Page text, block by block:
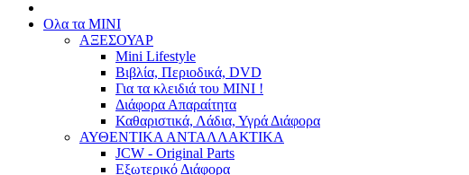
Ολα τα ΜΙΝΙ
ΑΞΕΣΟΥΑΡ
Mini Lifestyle
Βιβλία, Περιοδικά, DVD
Για τα κλειδιά του MINI !
Διάφορα Απαραίτητα
Καθαριστικά, Λάδια, Υγρά Διάφορα
ΑΥΘΕΝΤΙΚΑ ΑΝΤΑΛΛΑΚΤΙΚΑ
JCW - Original Parts
Εξωτερικό Διάφορα